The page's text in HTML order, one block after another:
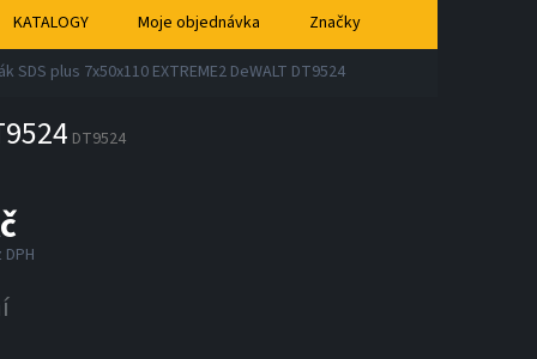
KATALOGY Moje objednávka Značky
SDS plus 7x50x110 EXTREME2 DeWALT DT9524
DT9524